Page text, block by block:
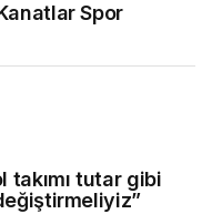
Spor
takımı tutar gibi